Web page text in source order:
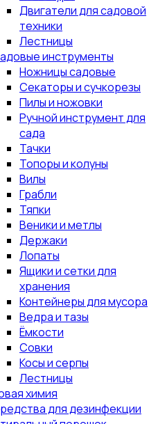
Двигатели для садовой
техники
Лестницы
инструменты
Ножницы садовые
Секаторы и сучкорезы
Пилы и ножовки
Ручной инструмент для
сада
Тачки
Топоры и колуны
Вилы
Грабли
Тяпки
Веники и метлы
Держаки
Лопаты
Ящики и сетки для
хранения
Контейнеры для мусора
Ведра и тазы
Ёмкости
Совки
Косы и серпы
Лестницы
химия
для дезинфекции